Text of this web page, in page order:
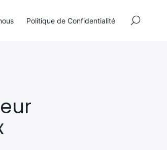
Politique de Confidentialité